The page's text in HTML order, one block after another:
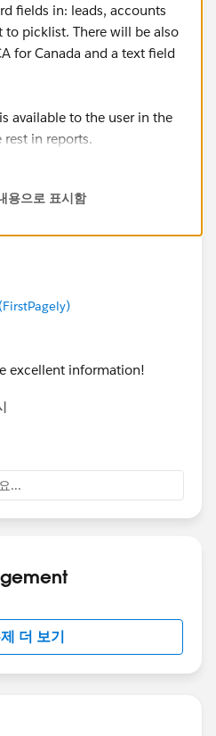
fields in: leads, accounts
picklist. There will be also
for Canada and a text field
available to the user in the
rest in reports.
the state configured like
Italy. You can configure the
용으로 표시함
excellent information!
...
더 보기